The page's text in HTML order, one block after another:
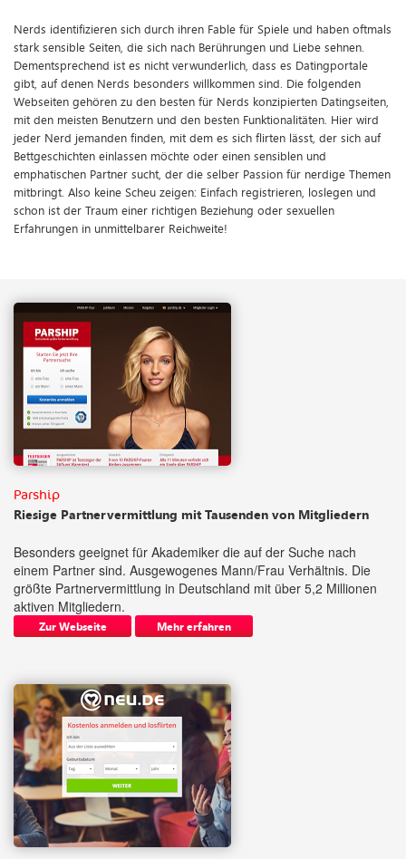
Nerds identifizieren sich durch ihren Fable für Spiele und haben oftmals
stark sensible Seiten, die sich nach Berührungen und Liebe sehnen.
Dementsprechend ist es nicht verwunderlich, dass es Datingportale
gibt, auf denen Nerds besonders willkommen sind. Die folgenden
Webseiten gehören zu den besten für Nerds konzipierten Datingseiten,
mit den meisten Benutzern und den besten Funktionalitäten. Hier wird
jeder Nerd jemanden finden, mit dem es sich flirten lässt, der sich auf
Bettgeschichten einlassen möchte oder einen sensiblen und
emphatischen Partner sucht, der die selber Passion für nerdige Themen
mitbringt. Also keine Scheu zeigen: Einfach registrieren, loslegen und
schon ist der Traum einer richtigen Beziehung oder sexuellen
Erfahrungen in unmittelbarer Reichweite!
Parship
Riesige Partnervermittlung mit Tausenden von Mitgliedern
Besonders geeignet für Akademiker die auf der Suche nach
einem Partner sind. Ausgewogenes Mann/Frau Verhältnis. Die
größte Partnervermittlung in Deutschland mit über 5,2 Millionen
aktiven Mitgliedern.
Zur Webseite Mehr erfahren